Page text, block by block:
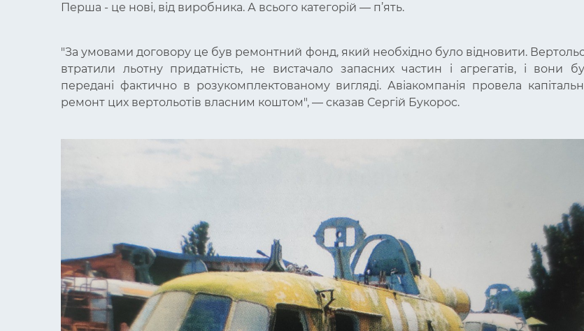
Перша - це нові, від виробника. А всього категорій — п’ять.
"За умовами договору це був ремонтний фонд, який необхідно було відновити.
втратили льотну придатність, не вистачало запасних частин і агрегатів, і вони
передані фактично в розукомплектованому вигляді. Авіакомпанія провела
ремонт цих вертольотів власним коштом", — сказав Сергій Букорос.